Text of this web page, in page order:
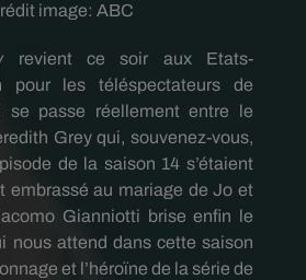
image: ABC
revient ce soir aux Etats-
pour les téléspectateurs de
se passe réellement entre le
Grey qui, souvenez-vous,
de la saison 14 s’étaient
embrassé au mariage de Jo et
Gianniotti brise enfin le
nous attend dans cette saison
et l’héroïne de la série de